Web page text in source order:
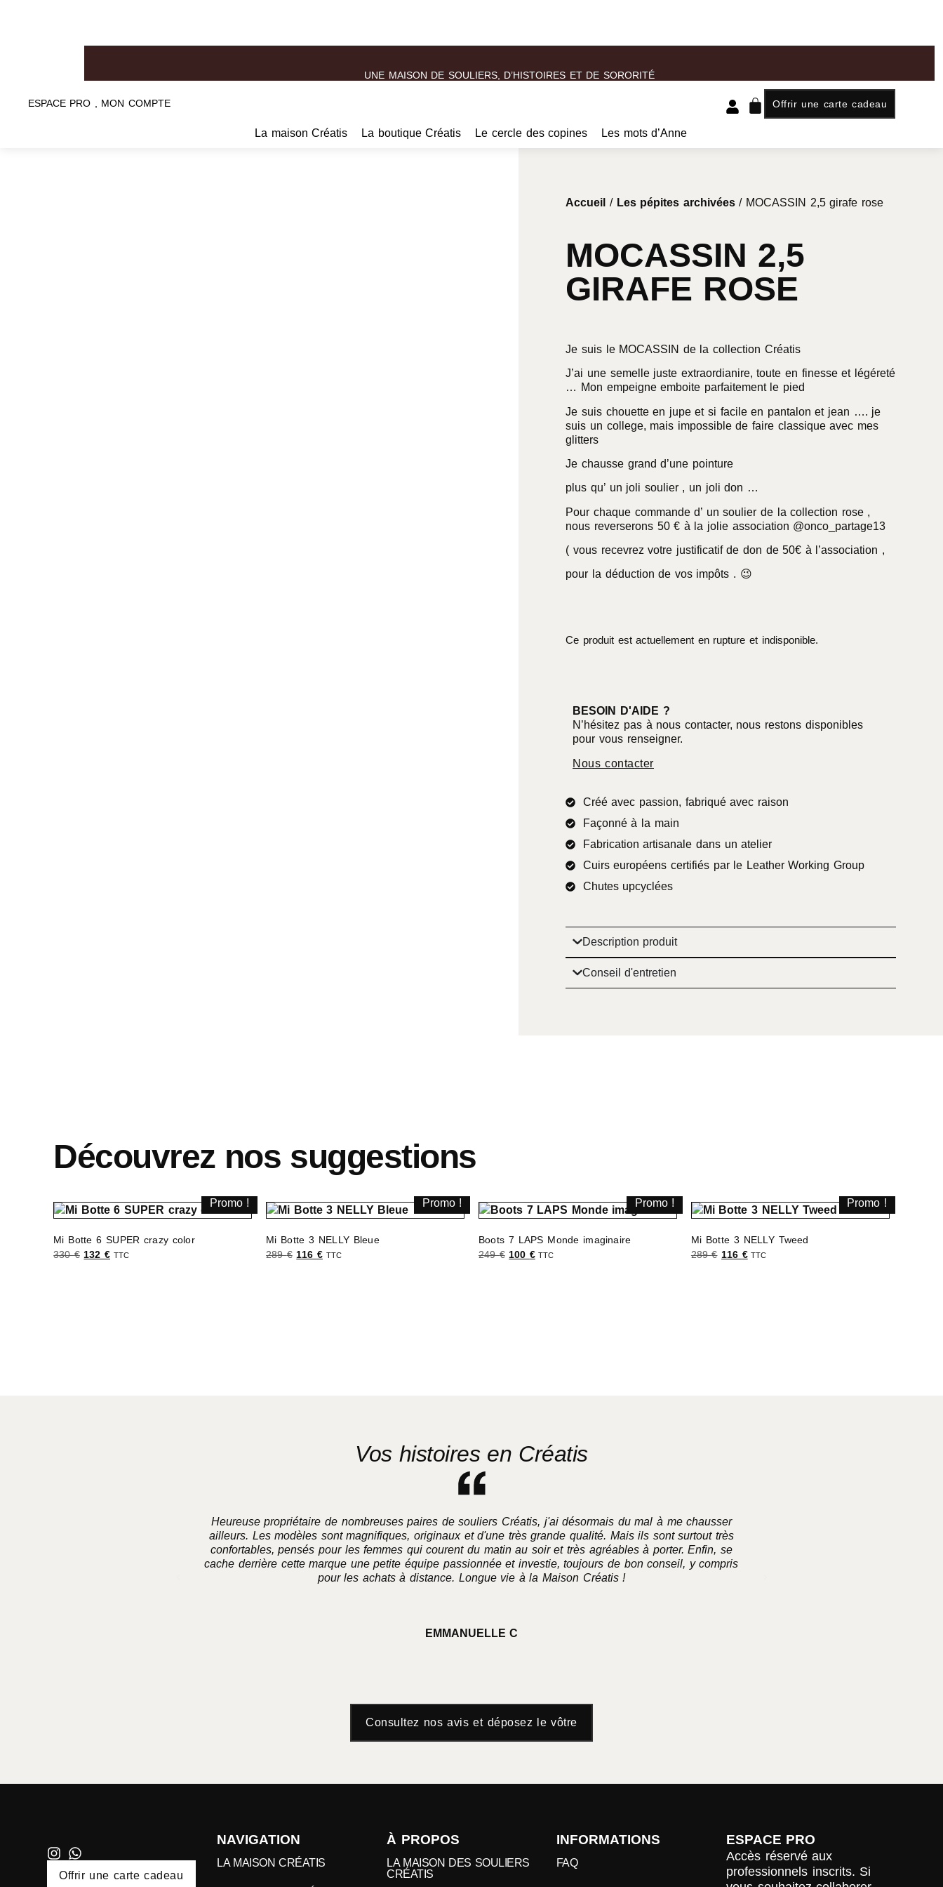
UNE MAISON DE SOULIERS, D’HISTOIRES ET DE SORORITÉ
ESPACE PRO , MON COMPTE Offrir une carte cadeau
La maison Créatis La boutique Créatis Le cercle des copines Les mots d’Anne
Accueil / Les pépites archivées/ MOCASSIN 2,5 girafe rose
MOCASSIN 2,5
GIRAFE ROSE
Je suis le MOCASSIN de la collection Créatis
J’ai une semelle juste extraordianire, toute en finesse et légéreté
… Mon empeigne emboite parfaitement le pied
Je suis chouette en jupe et si facile en pantalon et jean …. je
suis un college, mais impossible de faire classique avec mes
glitters
Je chausse grand d’une pointure
plus qu’ un joli soulier , un joli don …
Pour chaque commande d’ un soulier de la collection rose ,
nous reverserons 50 € à la jolie association @onco_partage13
( vous recevrez votre justificatif de don de 50€ à l’association ,
pour la déduction de vos impôts . 😉
Ce produit est actuellement en rupture et indisponible.
BESOIN D'AIDE ?
N’hésitez pas à nous contacter, nous restons disponibles
pour vous renseigner.
Nous contacter
Créé avec passion, fabriqué avec raison
Façonné à la main
Fabrication artisanale dans un atelier
Cuirs européens certifiés par le Leather Working Group
Chutes upcyclées
Description produit
Conseil d'entretien
Découvrez nos suggestions
Promo !
Mi Botte 6 SUPER crazy color
330€ 132€ TTC
Promo !
Mi Botte 3 NELLY Bleue
289€ 116 €TTC
Promo !
Boots 7 LAPS Monde imaginaire
249€ 100 €TTC
Promo !
Mi Botte 3 NELLY Tweed
289€ 116 €TTC
Vos histoires en Créatis
Heureuse propriétaire de nombreuses paires de souliers Créatis, j'ai désormais du mal à me chausser
ailleurs. Les modèles sont magnifiques, originaux et d'une très grande qualité. Mais ils sont surtout très
confortables, pensés pour les femmes qui courent du matin au soir et très agréables à porter. Enfin, se
cache derrière cette marque une petite équipe passionnée et investie, toujours de bon conseil, y compris
pour les achats à distance. Longue vie à la Maison Créatis !
EMMANUELLE C
Consultez nos avis et déposez le vôtre
Offrir une carte cadeau
NAVIGATION
LA MAISON CRÉATIS
À PROPOS
LA MAISON DES SOULIERS
CRÉATIS
INFORMATIONS
FAQ
ESPACE PRO
Accès réservé aux
professionnels inscrits. Si